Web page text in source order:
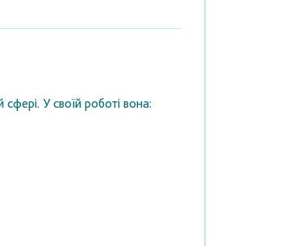
У своїй роботі вона: